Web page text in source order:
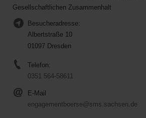
Gesellschaftlichen Zusammenhalt
Besucheradresse:
Albertstraße 10
01097 Dresden
Telefon:
0351 564-58611
E-Mail
engagementboerse@sms.sachsen.de